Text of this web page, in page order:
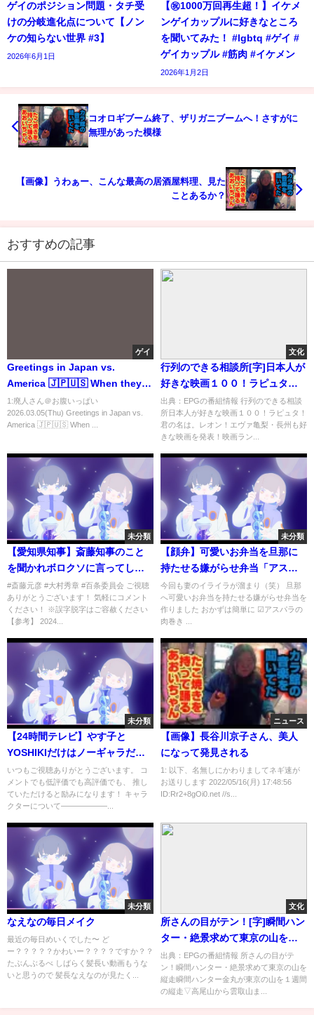
ゲイのポジション問題・タチ受
けの分岐進化点について【ノン
ケの知らない世界 #3】
2026年6月1日
【㊗️1000万回再生超！】イケメ
ンゲイカップルに好きなところ
を聞いてみた！ #lgbtq #ゲイ #
ゲイカップル #筋肉 #イケメン
2026年1月2日
コオロギブーム終了、ザリガニブームへ！さすがに
無理があった模様
【画像】うわぁー、こんな最高の居酒屋料理、見た
ことあるか？
おすすめの記事
ゲイ
Greetings in Japan vs.
America 🇯🇵🇺🇸 When they
meet 😂 #funnycouple #funny
#couplegoals #カップル #同性
カップル
1:廃人さん＠お腹いっぱい
2026.03.05(Thu) Greetings in Japan vs.
America 🇯🇵🇺🇸 When ...
文化
行列のできる相談所[字]日本人が
好きな映画１００！ラピュタ！
君の名は。レオン！エヴァ …の
番組内容解析まとめ
出典：EPGの番組情報 行列のできる相談
所日本人が好きな映画１００！ラピュタ！
君の名は。レオン！エヴァ亀梨・長州も好
きな映画を発表！映画ラン...
未分類
【愛知県知事】斎藤知事のこと
を聞かれボロクソに言ってしま
う大村秀章知事！あの人は常軌
を逸している！【記者会見】
#斎藤元彦 #大村秀章 #百条委員会 ご視聴
ありがとうございます！ 気軽にコメント
ください！ ※誤字脱字はご容赦ください
【参考】 2024...
未分類
【顔弁】可愛いお弁当を旦那に
持たせる嫌がらせ弁当「アスパ
ラの肉巻き編」
今回も妻のイライラが溜まり（笑） 旦那
へ可愛いお弁当を持たせる嫌がらせ弁当を
作りました おかずは簡単に ☑︎アスパラの
肉巻き ...
未分類
【24時間テレビ】やす子と
YOSHIKIだけはノーギャラだっ
た模様。なおこのノーギャラの
二人が一番視聴率を稼いでいる
【ゆっくり解説】
いつもご視聴ありがとうございます。 コ
メントでも低評価でも高評価でも、 推し
ていただけると励みになります！ キャラ
クターについて――――――...
ニュース
【画像】長谷川京子さん、美人
になって発見される
1: 以下、名無しにかわりましてネギ速が
お送りします 2022/05/16(月) 17:48:56
ID:Rr2+8gOi0.net //s...
未分類
なえなの毎日メイク
最近の毎日めいくでした〜 ど
ー？？？？？かわいー？？？？ですか？？
たぶんぶるべ しばらく髪長い動画もうな
いと思うので 髪長なえなのが見たく...
文化
所さんの目がテン！[字]瞬間ハン
ター・絶景求めて東京の山を縦
走…の番組内容解析まとめ
出典：EPGの番組情報 所さんの目がテ
ン！瞬間ハンター・絶景求めて東京の山を
縦走瞬間ハンター金丸が東京の山を１週間
の縦走▽高尾山から雲取山ま...